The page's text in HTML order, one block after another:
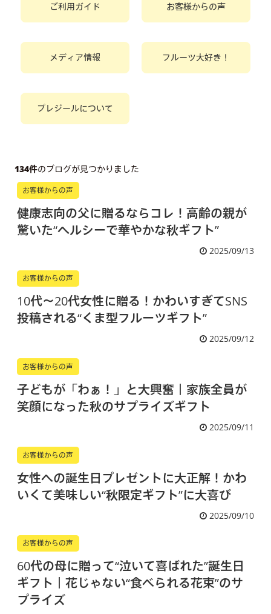
ご利用ガイド お客様からの声
メディア情報 フルーツ大好き！
プレジールについて
134件のブログが見つかりました
お客様からの声
健康志向の父に贈るならコレ！高齢の親が
驚いた“ヘルシーで華やかな秋ギフト”
2025/09/13
お客様からの声
10代〜20代女性に贈る！かわいすぎてSNS
投稿される“くま型フルーツギフト”
2025/09/12
お客様からの声
子どもが「わぁ！」と大興奮｜家族全員が
笑顔になった秋のサプライズギフト
2025/09/11
お客様からの声
女性への誕生日プレゼントに大正解！かわ
いくて美味しい“秋限定ギフト”に大喜び
2025/09/10
お客様からの声
60代の母に贈って“泣いて喜ばれた”誕生日
ギフト｜花じゃない“食べられる花束”のサ
プライズ